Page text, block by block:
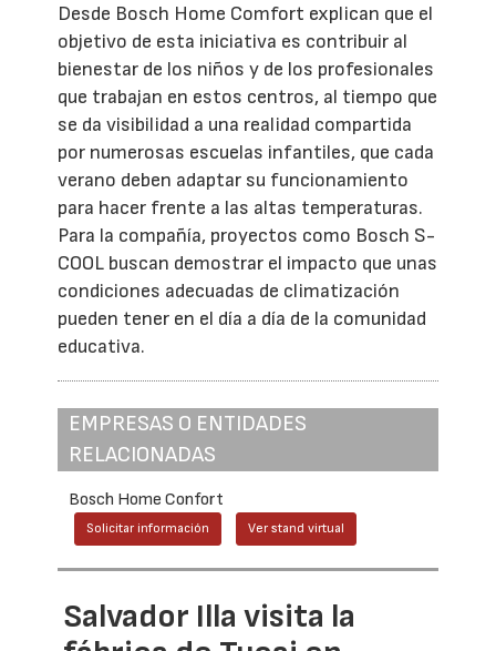
Desde Bosch Home Comfort explican que el
objetivo de esta iniciativa es contribuir al
bienestar de los niños y de los profesionales
que trabajan en estos centros, al tiempo que
se da visibilidad a una realidad compartida
por numerosas escuelas infantiles, que cada
verano deben adaptar su funcionamiento
para hacer frente a las altas temperaturas.
Para la compañía, proyectos como Bosch S-
COOL buscan demostrar el impacto que unas
condiciones adecuadas de climatización
pueden tener en el día a día de la comunidad
educativa.
EMPRESAS O ENTIDADES
RELACIONADAS
Bosch Home Confort
Solicitar información Ver stand virtual
Salvador Illa visita la